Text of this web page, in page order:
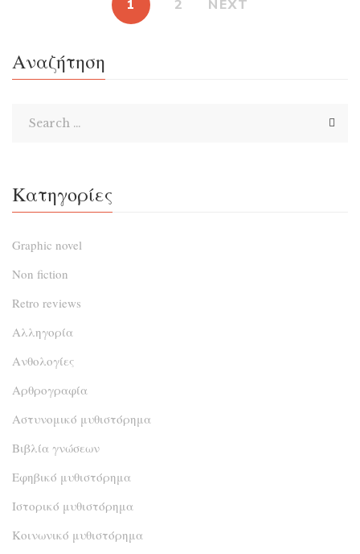
είναι όμως στην πραγματικότητα αυτή η εντυπωσιακή
παρελθόν της; Παρέα με τον λουστράκο Λουκίλη, την
αδελφική της φίλη Βιργινία […]
1 2 NEXT
Αναζήτηση
Κατηγορίες
Graphic novel
Non fiction
Retro reviews
Αλληγορία
Ανθολογίες
Αρθρογραφία
Αστυνομικό μυθιστόρημα
Βιβλία γνώσεων
Εφηβικό μυθιστόρημα
Ιστορικό μυθιστόρημα
Κοινωνικό μυθιστόρημα